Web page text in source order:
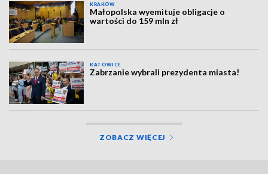
KRAKÓW
Małopolska wyemituje obligacje o
wartości do 159 mln zł
KATOWICE
Zabrzanie wybrali prezydenta miasta!
ZOBACZ WIĘCEJ